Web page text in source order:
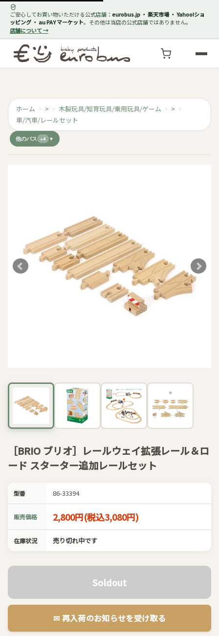
ご安心してお買い物いただける公式店舗： eurobus.jp ・ 楽天市場 ・ Yahoo!ショ
ッピング ・ au PAY マーケット。その他は当店の公式店舗ではありません。
店舗について →
ホーム > 木製玩具/知育玩具/乗用玩具/ゲーム
>
車/汽車/レールセット
他のパス +4
［BRIO ブリオ］レールウェイ拡張レール＆ロ
ード スターター追加レールセット
型番 86-33394
販売価格 2,800円(税込3,080円)
在庫状況 売り切れ中です
Soldout
✉︎ 再入荷のお知らせを受け取る